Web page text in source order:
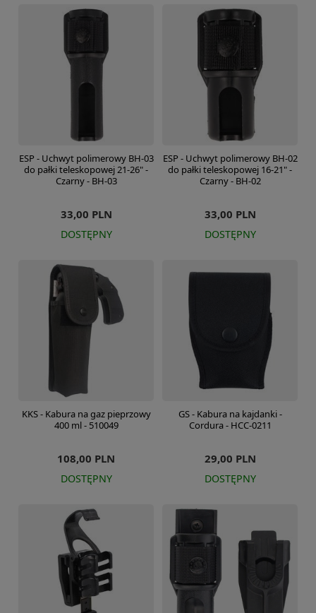
ESP - Uchwyt polimerowy BH-03
do pałki teleskopowej 21-26" -
Czarny - BH-03
33,00 PLN
DOSTĘPNY
ESP - Uchwyt polimerowy BH-02
do pałki teleskopowej 16-21" -
Czarny - BH-02
33,00 PLN
DOSTĘPNY
KKS - Kabura na gaz pieprzowy
400 ml - 510049
108,00 PLN
DOSTĘPNY
GS - Kabura na kajdanki -
Cordura - HCC-0211
29,00 PLN
DOSTĘPNY